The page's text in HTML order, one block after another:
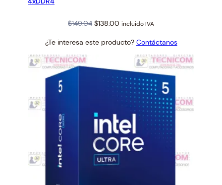
$149.04 Original
was:
$138.00 Current
is:
$138.00.
incluido IVA
¿Te interesa este producto? Contáctanos